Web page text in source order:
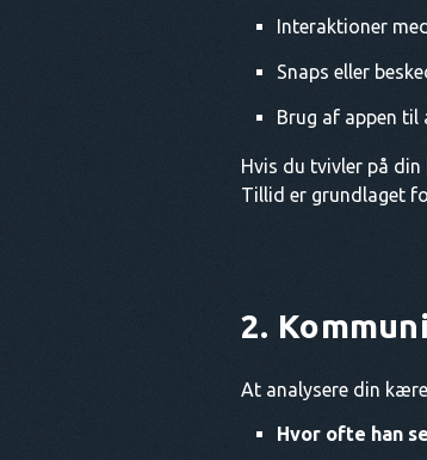
Interaktioner
Snaps eller
Brug af appen til
Hvis du tvivler på
Tillid er grundlaget
2.
At analysere din
Hvor ofte han